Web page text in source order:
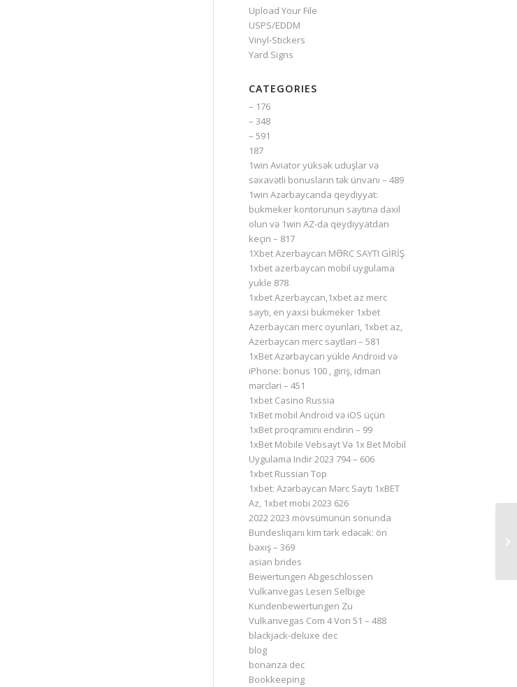
Upload Your File
USPS/EDDM
Vinyl-Stickers
Yard Signs
CATEGORIES
– 176
– 348
– 591
187
1win Aviator yüksək uduşlar və
səxavətli bonusların tək ünvanı – 489
1win Azərbaycanda qeydiyyat:
bukmeker kontorunun saytına daxil
olun və 1win AZ-da qeydiyyatdan
keçin – 817
1Xbet Azerbaycan MƏRC SAYTI GİRİŞ
1xbet azerbaycan mobil uygulama
yukle 878
1xbet Azerbaycan,1xbet az merc
saytı, en yaxsi bukmeker 1xbet
Azerbaycan merc oyunlari, 1xbet az,
Azerbaycan merc saytlari – 581
1xBet Azərbaycan yükle Android və
iPhone: bonus 100 , giriş, idman
mərcləri – 451
1xbet Casino Russia
1xBet mobil Android və iOS üçün
1xBet proqramını endirin – 99
1xBet Mobile Vebsayt Və 1x Bet Mobil
Uygulama Indir 2023 794 – 606
1xbet Russian Top
1xbet: Azərbaycan Mərc Saytı 1xBET
Az, 1xbet mobi 2023 626
2022 2023 mövsümünün sonunda
Bundesliqanı kim tərk edəcək: ön
baxış – 369
asian brides
Bewertungen Abgeschlossen
Vulkanvegas Lesen Selbige
Kundenbewertungen Zu
Vulkanvegas Com 4 Von 51 – 488
blackjack-deluxe dec
blog
bonanza dec
Bookkeeping